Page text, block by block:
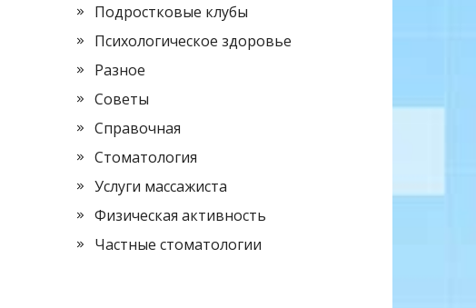
Подростковые клубы
Психологическое здоровье
Разное
Советы
Справочная
Стоматология
Услуги массажиста
Физическая активность
Частные стоматологии